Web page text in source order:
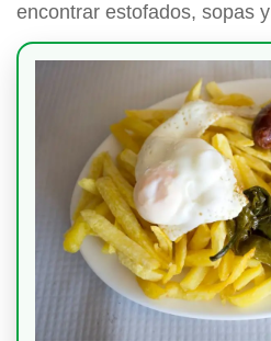
encontrar estofados, sopas